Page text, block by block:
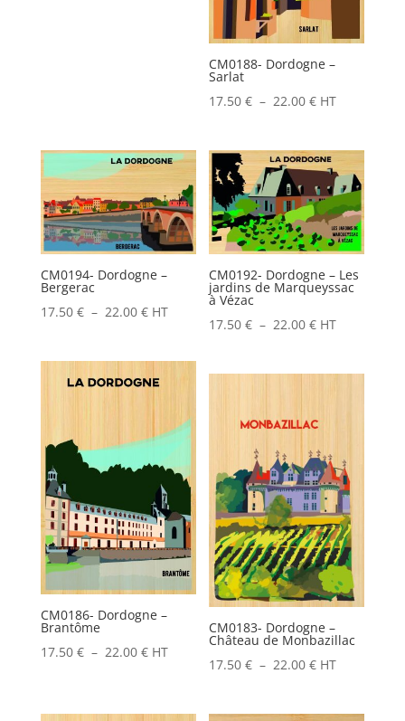
CM0188- Dordogne –
Sarlat
17.50€ – 22.00€Plage
prix :
17.50 €
à
22.00 €
HT
CM0194- Dordogne –
Bergerac
17.50 € – 22.00 €Plage
prix :
17.50 €
22.00 €
HT
CM0192- Dordogne – Les
jardins de Marqueyssac
à Vézac
17.50€ – 22.00€Plage
prix :
à
HT
CM0186- Dordogne –
Brantôme
17.50 € – 22.00 €Plage
HT
CM0183- Dordogne –
Château de Monbazillac
17.50€ – 22.00€Plage
prix :
HT